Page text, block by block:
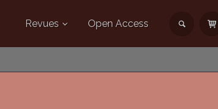
Revues Open Access